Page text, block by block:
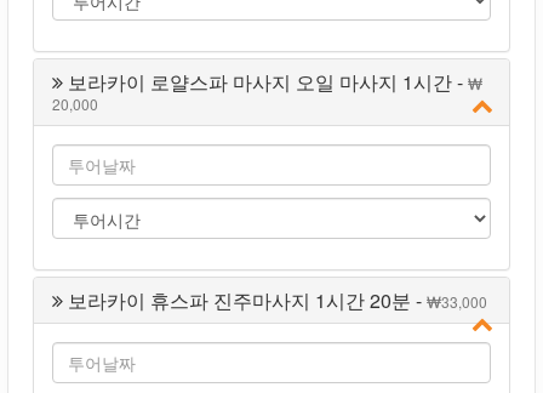
보라카이 로얄스파 마사지 오일 마사지 1시간 -
20,000
보라카이 휴스파 진주마사지 1시간 20분 - 33,000